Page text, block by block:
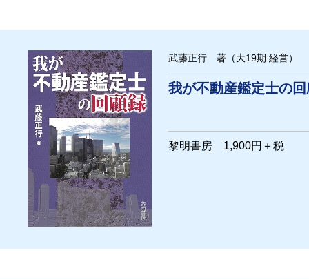
武藤正行 著（大19期 経営）
我が不動産鑑定士の
黎明書房 1,900円＋税